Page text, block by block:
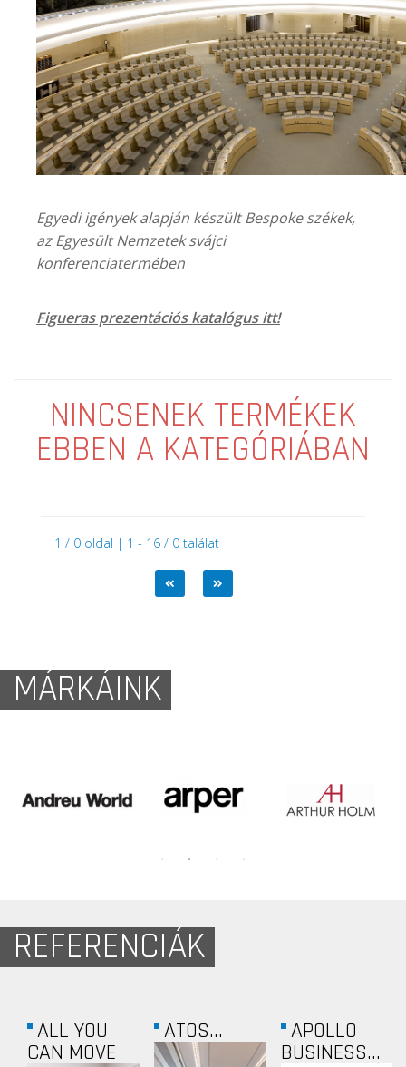
Egyedi igények alapján készült Bespoke székek,
az Egyesült Nemzetek svájci
konferenciatermében
Figueras prezentációs katalógus itt!
NINCSENEK TERMÉKEK
EBBEN A KATEGÓRIÁBAN
1 / 0 oldal | 1 - 16 / 0 találat
MÁRKÁINK
REFERENCIÁK
ALL YOU
CAN MOVE
ATOS...
APOLLO
BUSINESS...